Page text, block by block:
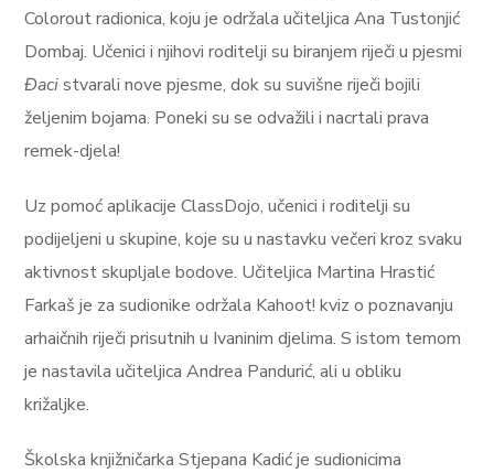
Colorout radionica, koju je održala učiteljica Ana Tustonjić
Dombaj. Učenici i njihovi roditelji su biranjem riječi u pjesmi
Đacistvarali nove pjesme, dok su suvišne riječi bojili
željenim bojama. Poneki su se odvažili i nacrtali prava
remek-djela!
Uz pomoć aplikacije ClassDojo, učenici i roditelji su
podijeljeni u skupine, koje su u nastavku večeri kroz svaku
aktivnost skupljale bodove. Učiteljica Martina Hrastić
Farkaš je za sudionike održala Kahoot! kviz o poznavanju
arhaičnih riječi prisutnih u Ivaninim djelima. S istom temom
je nastavila učiteljica Andrea Pandurić, ali u obliku
križaljke.
Školska knjižničarka Stjepana Kadić je sudionicima